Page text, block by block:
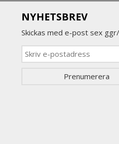
NYHETSBREV
Skickas med e-post sex